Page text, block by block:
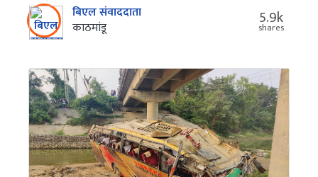
बिएल संवाददाता
काठमांडू
5.9k
shares